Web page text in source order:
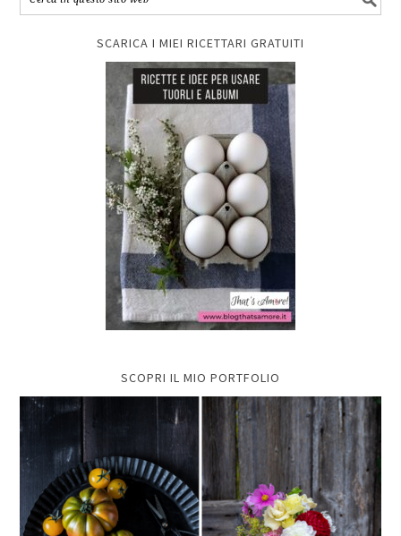
SCARICA I MIEI RICETTARI GRATUITI
SCOPRI IL MIO PORTFOLIO